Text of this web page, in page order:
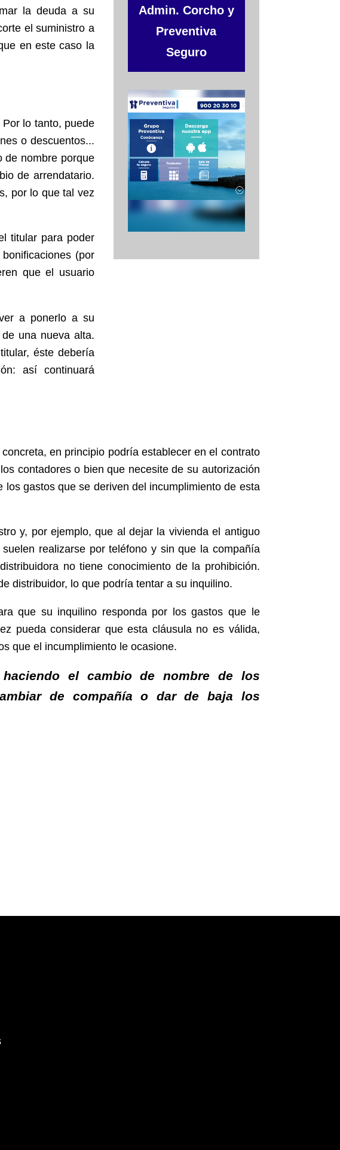
la deuda a su
el suministro a
en este caso la
lo tanto, puede
o descuentos...
de nombre porque
de arrendatario.
por lo que tal vez
titular para poder
(por
que el usuario
a ponerlo a su
una nueva alta.
éste debería
así continuará
Admin. Corcho y
Preventiva
Seguro
en principio podría establecer en el contrato
contadores o bien que necesite de su autorización
gastos que se deriven del incumplimiento de esta
y, por ejemplo, que al dejar la vivienda el antiguo
realizarse por teléfono y sin que la compañía
no tiene conocimiento de la prohibición.
distribuidor, lo que podría tentar a su inquilino.
que su inquilino responda por los gastos que le
pueda considerar que esta cláusula no es válida,
que el incumplimiento le ocasione.
el cambio de nombre de los
de compañía o dar de baja los